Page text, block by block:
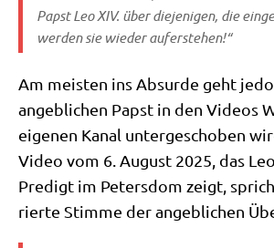
Papst Leo XIV. über die­je­ni­gen, die
wer­den sie wie­der auferstehen!“
Am mei­sten ins Absur­de geht
angeb­li­chen Papst in den Vide­os
eige­nen Kanal unter­ge­scho­ben
Video vom 6. August 2025, das
Pre­digt im Peters­dom zeigt,
rier­te Stim­me der angeb­li­chen